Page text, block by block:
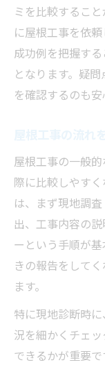
ミを比較するこ
に屋根工事を依
成功例を把握す
となります。疑
を確認するのも安
屋根工事の一般
際に比較しやす
は、まず現地調
出、工事内容の
ーという手順が
きの報告をして
ます。
特に現地診断時
況を細かくチェ
できるかが重要